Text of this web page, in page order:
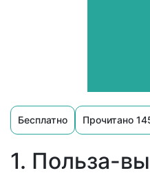
Бесплатно Прочитано
1. Польза-